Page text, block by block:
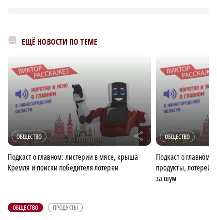
ЕЩЁ НОВОСТИ ПО ТЕМЕ
ОБЩЕСТВО r
Подкаст о главном: листерии в мясе, крыша
Кремля и поиски победителя лотереи
ОБЩЕСТВО
Подкаст о главном:
продукты,
за шум
ОБЩЕСТВО ПРОДУКТЫ